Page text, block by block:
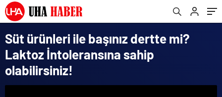
Süt ürünleri ile başınız dertte mi?
Laktoz İntoleransına sahip
olabilirsiniz!